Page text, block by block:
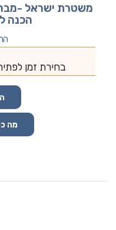
הכנה
בחירת זמן
מה